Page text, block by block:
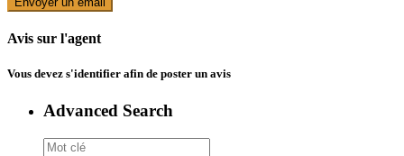
Avis sur l'agent
Vous devez s'identifier afin de poster un avis
Advanced Search